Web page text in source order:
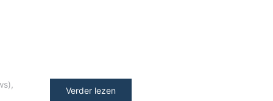
,
Verder lezen